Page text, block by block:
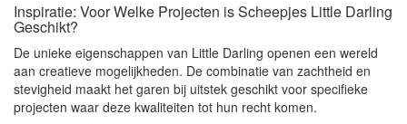
Inspiratie: Voor Welke Projecten is Scheepjes Little Darling
Geschikt?
De unieke eigenschappen van Little Darling openen een wereld
aan creatieve mogelijkheden. De combinatie van zachtheid en
stevigheid maakt het garen bij uitstek geschikt voor specifieke
projecten waar deze kwaliteiten tot hun recht komen.